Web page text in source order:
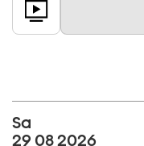
Sa
29 08 2026